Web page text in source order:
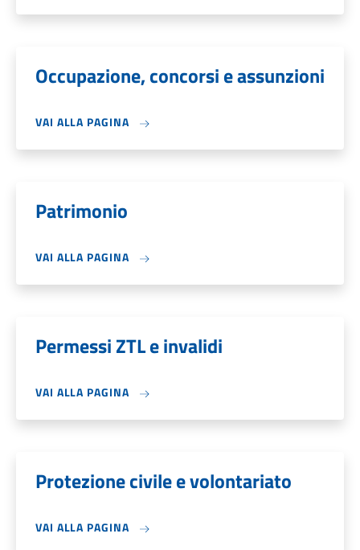
Occupazione, concorsi e assunzioni
VAI ALLA PAGINA
Patrimonio
VAI ALLA PAGINA
Permessi ZTL e invalidi
VAI ALLA PAGINA
Protezione civile e volontariato
VAI ALLA PAGINA